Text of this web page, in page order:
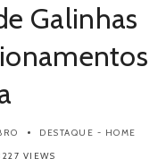
Galinhas
DESTAQUE - HOME
VIEWS